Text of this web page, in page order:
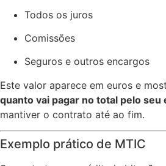
Todos os juros
Comissões
Seguros e outros encargos
Este valor aparece em euros e
quanto vai pagar no total pelo
mantiver o contrato até ao fim.
Exemplo prático de MTIC